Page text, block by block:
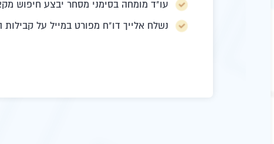
עו"ד מומחה בסימני מסחר יבצע חיפוש
נשלח אלייך דו"ח מפורט במייל על